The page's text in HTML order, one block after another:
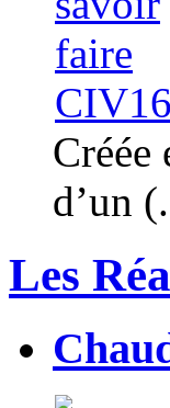
Créée
d’un
Les